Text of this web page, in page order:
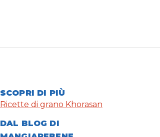
SCOPRI DI PIÙ
Ricette di grano Khorasan
DAL BLOG DI